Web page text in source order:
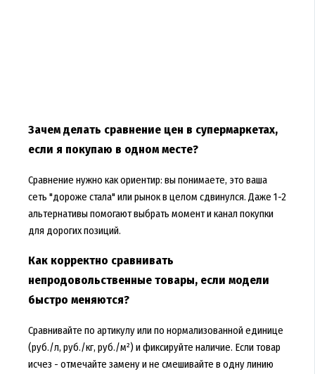
Зачем делать сравнение цен в супермаркетах,
если я покупаю в одном месте?
Сравнение нужно как ориентир: вы понимаете, это ваша
сеть "дороже стала" или рынок в целом сдвинулся. Даже 1-2
альтернативы помогают выбрать момент и канал покупки
для дорогих позиций.
Как корректно сравнивать
непродовольственные товары, если модели
быстро меняются?
Сравнивайте по артикулу или по нормализованной единице
(руб./л, руб./кг, руб./м²) и фиксируйте наличие. Если товар
исчез - отмечайте замену и не смешивайте в одну линию